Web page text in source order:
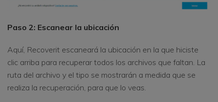
Paso 2: Escanear la ubicación
Aquí, Recoverit escaneará la ubicación en la que hiciste
clic arriba para recuperar todos los archivos que faltan. La
ruta del archivo y el tipo se mostrarán a medida que se
realiza la recuperación, para que lo veas.